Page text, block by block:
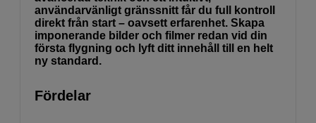
användarvänligt gränssnitt får du full kontroll
direkt från start – oavsett erfarenhet. Skapa
imponerande bilder och filmer redan vid din
första flygning och lyft ditt innehåll till en helt
ny standard.
Fördelar